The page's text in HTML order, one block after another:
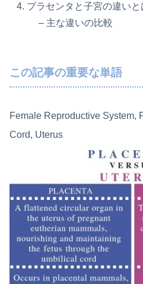
プラセンタと子宮の違いと
– 主な違いの比較
この記事の重要な単語
Female Reproductive System,
Cord, Uterus